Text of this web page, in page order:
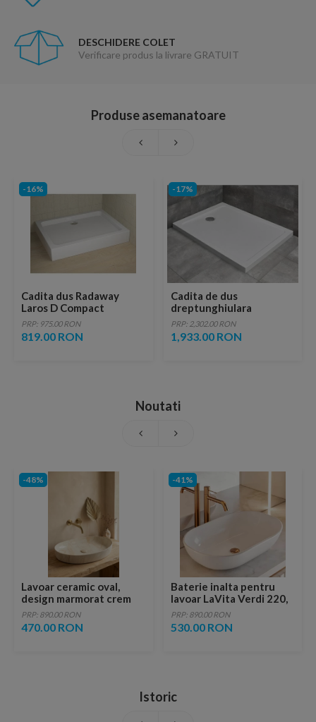
DESCHIDERE COLET
Verificare produs la livrare GRATUIT
Produse asemanatoare
-16%
Cadita dus Radaway
Laros D Compact
90x80x17cm
PRP: 975.00 RON
819.00 RON
-17%
Cadita de dus
dreptunghiulara
Radaway Doros Plus F,
140 x 80 cm
PRP: 2,302.00 RON
1,933.00 RON
Noutati
-48%
Lavoar ceramic oval,
design marmorat crem
lucios cu vene aurii,
ventil inclus
PRP: 890.00 RON
470.00 RON
-41%
Baterie inalta pentru
lavoar LaVita Verdi 220,
fara ventil, brushed
copper
PRP: 890.00 RON
530.00 RON
Istoric